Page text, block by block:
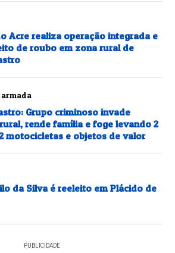
Acre realiza operação integrada e
de roubo em zona rural de
Grupo criminoso invade
rende família e foge levando 2
motocicletas e objetos de valor
da Silva é reeleito em Plácido de
PUBLICIDADE